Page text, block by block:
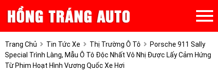
Trang Chủ Tin Tức Xe Thị Trường Ô Tô
Porsche 911 Sally
Special Trình Làng, Mẫu Ô Tô Độc Nhất Vô Nhị Được Lấy Cảm Hứng
Từ Phim Hoạt Hình Vương Quốc Xe Hơi